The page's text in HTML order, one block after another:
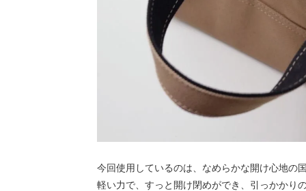
今回使用しているのは、なめらかな開け心地の
軽い力で、すっと開け閉めができ、引っかかり